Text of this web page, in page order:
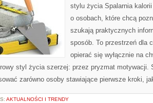
stylu życia Spalarnia
o osobach, które chcą
szukają praktycznych
sposób. To przestrzeń dla
opierać się wyłącznie na
styl życia szerzej: przez pryzmat motywacji.
zarówno osoby stawiające pierwsze kroki,
AKTUALNOŚCI I TRENDY